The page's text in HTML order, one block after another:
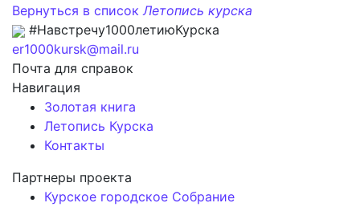
Вернуться в списокЛетопись курска
#Навстречу1000летиюКурска
er1000kursk@mail.ru
Почта для справок
Навигация
Золотая книга
Летопись Курска
Контакты
Партнеры проекта
Курское городское Собрание